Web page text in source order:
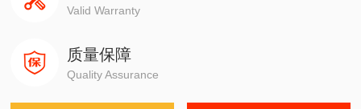
Valid Warranty
质量保障
Quality Assurance